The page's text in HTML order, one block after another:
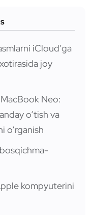
iCloud’ga
joy
Neo:
o‘tish va
o‘rganish
kompyuterini